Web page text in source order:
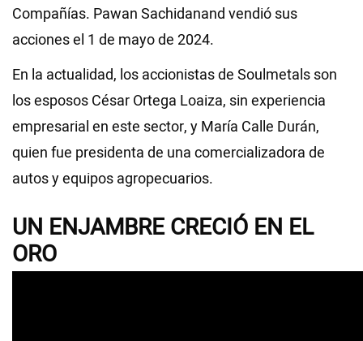
Compañías. Pawan Sachidanand vendió sus
acciones el 1 de mayo de 2024.
En la actualidad, los accionistas de Soulmetals son
los esposos César Ortega Loaiza, sin experiencia
empresarial en este sector, y María Calle Durán,
quien fue presidenta de una comercializadora de
autos y equipos agropecuarios.
UN ENJAMBRE CRECIÓ EN EL
ORO